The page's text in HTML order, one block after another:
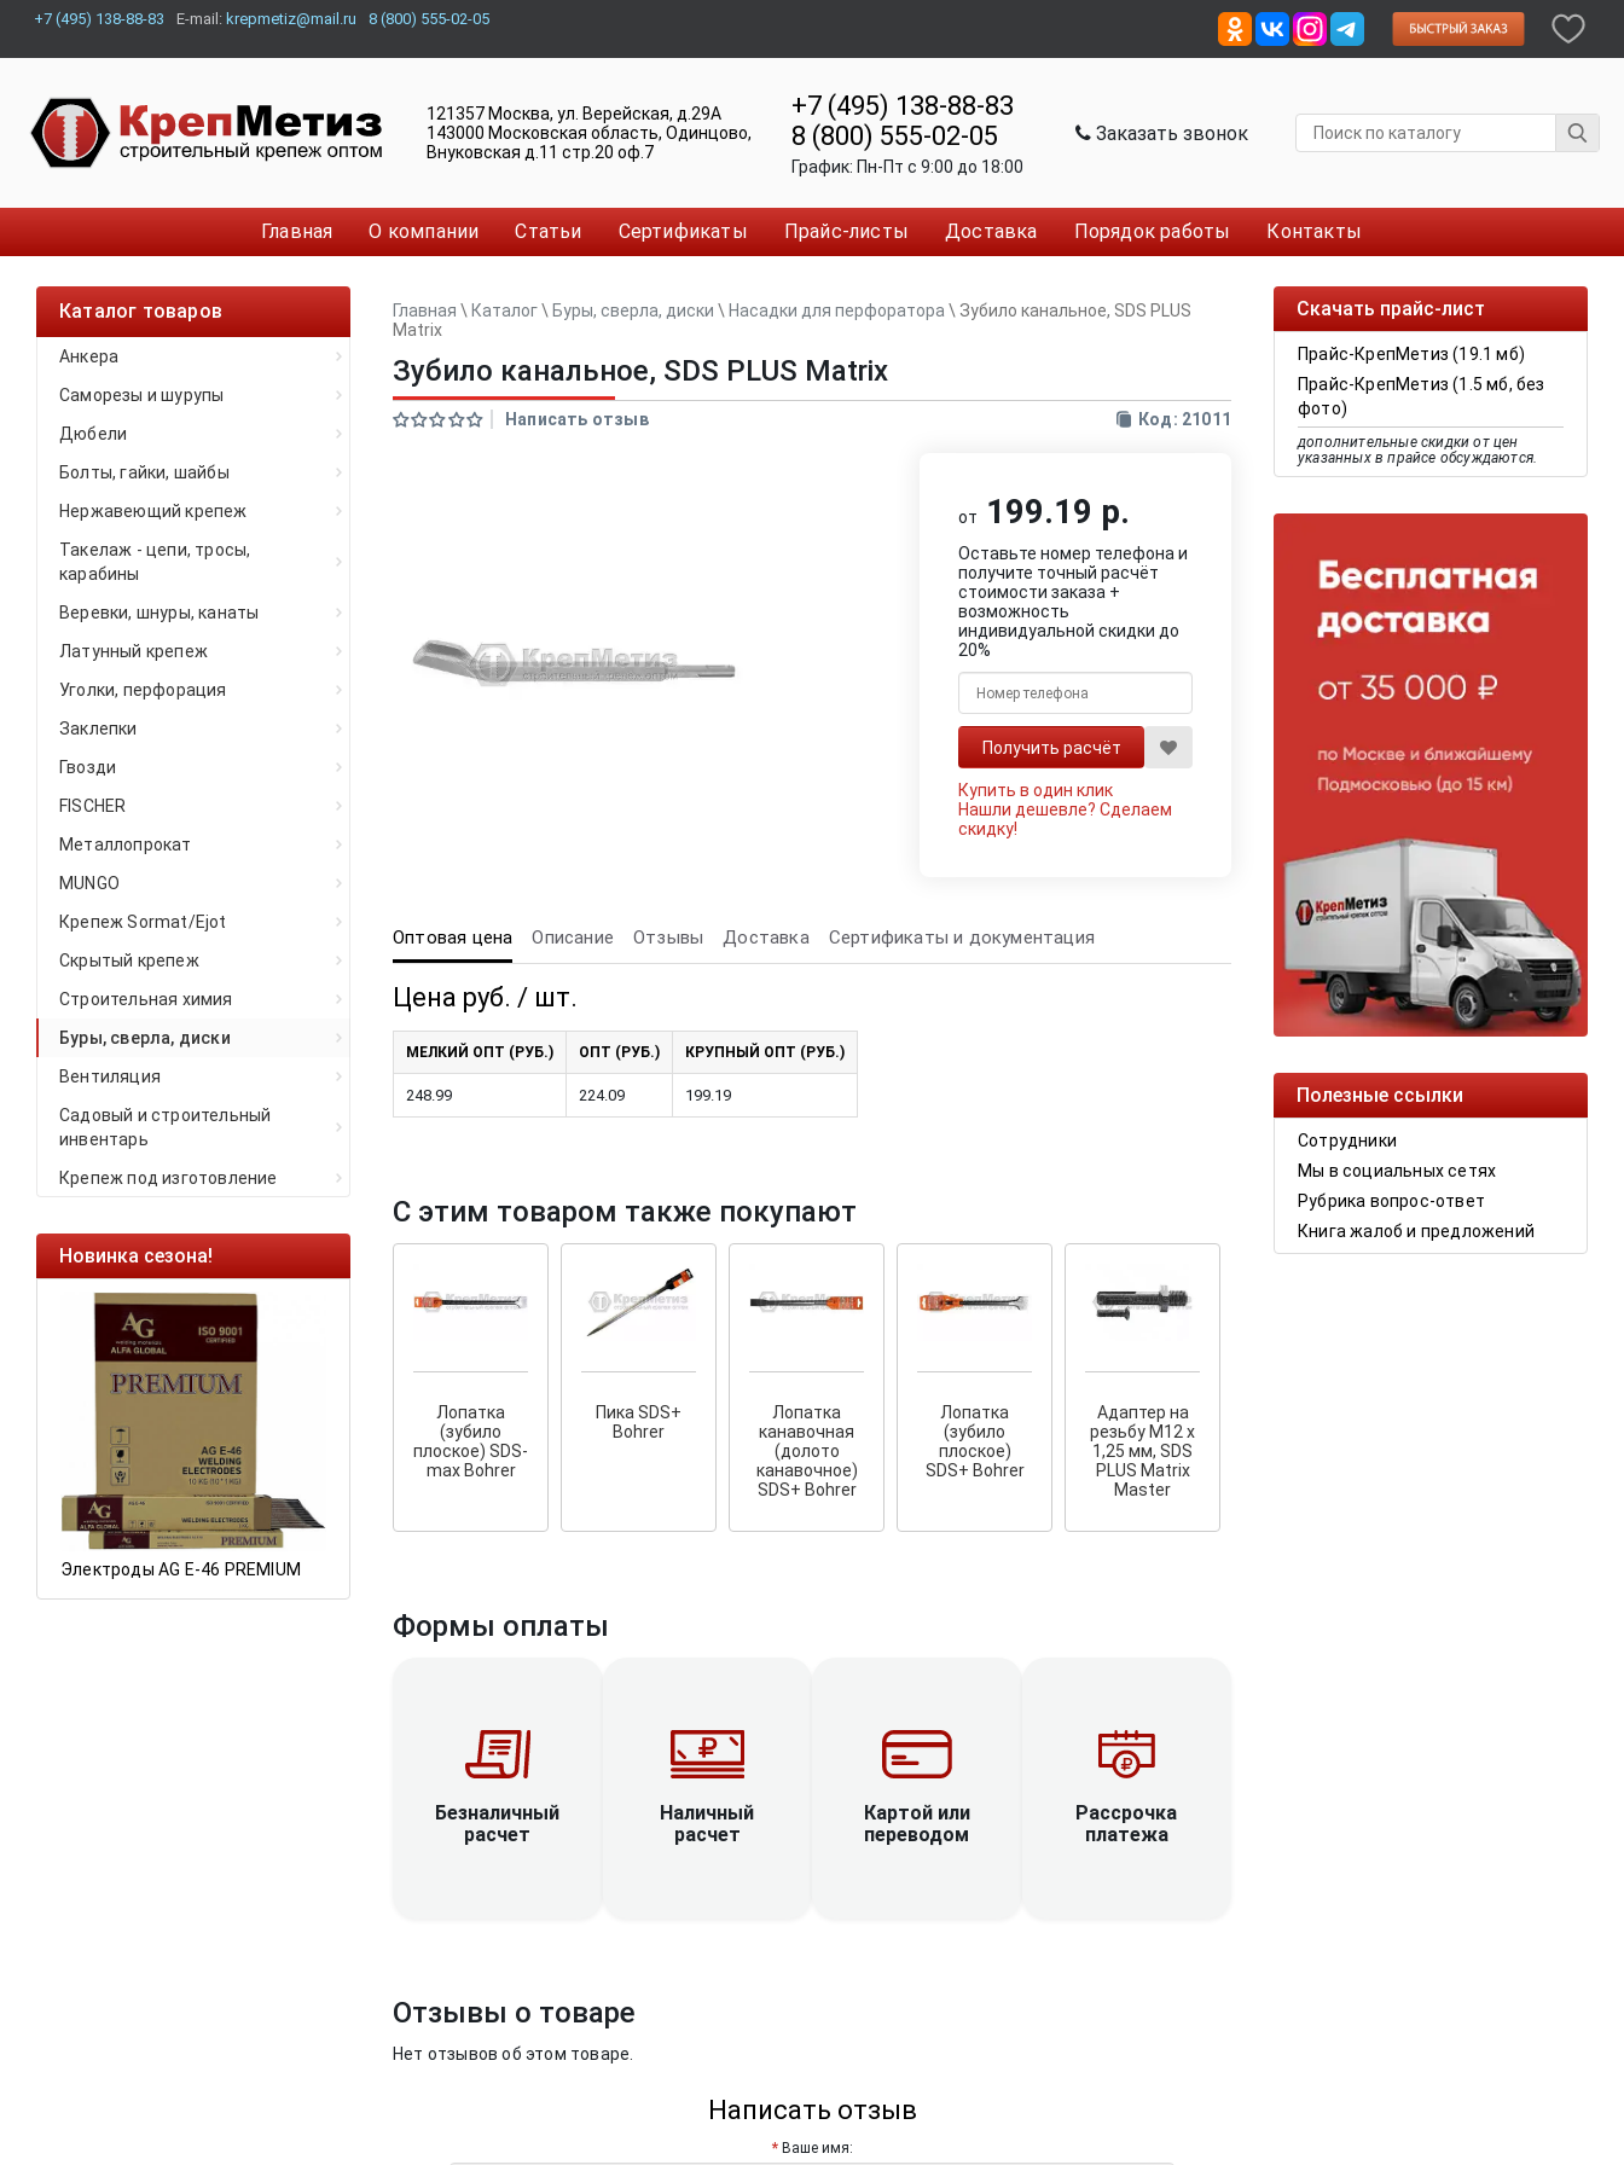
+7 (495) 138-88-83 E-mail: krepmetiz@mail.ru 8 (800) 555-02-05
121357 Москва, ул. Верейская, д.29А
143000 Московская область, Одинцово,
Внуковская д.11 стр.20 оф.7
+7 (495) 138-88-83
8 (800) 555-02-05
График: Пн-Пт c 9:00 до 18:00
Заказать звонок
Главная О компании Статьи Сертификаты Прайс-листы Доставка Порядок работы Контакты
Каталог товаров
Анкера
Саморезы и шурупы
Дюбели
Болты, гайки, шайбы
Нержавеющий крепеж
Такелаж - цепи, тросы,
карабины
Веревки, шнуры, канаты
Латунный крепеж
Уголки, перфорация
Заклепки
Гвозди
FISCHER
Металлопрокат
MUNGO
Крепеж Sormat/Ejot
Скрытый крепеж
Строительная химия
Буры, сверла, диски
Вентиляция
Садовый и строительный
инвентарь
Крепеж под изготовление
Новинка сезона!
Электроды AG E-46 PREMIUM
Саморезы кровельные HKR-R
Крепление террас и фасадов
крепеж для деревянных террас
Скачать прайс-лист
Прайс-КрепМетиз (19.1 мб)
Прайс-КрепМетиз (1.5 мб, без
фото)
дополнительные скидки от цен
указанных в прайсе обсуждаются.
Полезные ссылки
Сотрудники
Мы в социальных сетях
Рубрика вопрос-ответ
Книга жалоб и предложений
Главная \ Каталог\ Буры, сверла, диски \ Насадки для перфоратора \ Зубило канальное, SDS PLUS
Matrix
Зубило канальное, SDS PLUS Matrix
Написать отзыв Код: 21011
от 199.19 р.
Оставьте номер телефона и
получите точный расчёт
стоимости заказа +
возможность
индивидуальной скидки до
20%
Купить в один клик
Нашли дешевле?Сделаем
скидку!
Оптовая цена Описание Отзывы Доставка Сертификаты и документация
Цена руб. / шт.
МЕЛКИЙ ОПТ (РУБ.) ОПТ (РУБ.) КРУПНЫЙ ОПТ (РУБ.)
248.99 224.09 199.19
С этим товаром также покупают
Лопатка
(зубило
плоское) SDS-
max Bohrer
Пика SDS+
Bohrer
Лопатка
канавочная
(долото
канавочное)
SDS+ Bohrer
Лопатка
(зубило
плоское)
SDS+ Bohrer
Адаптер на
резьбу М12 х
1,25 мм, SDS
PLUS Matrix
Master
Формы оплаты
Безналичный
расчет
Наличный
расчет
Картой или
переводом
Рассрочка
платежа
Отзывы о товаре
Нет отзывов об этом товаре.
Написать отзыв
Ваше имя: